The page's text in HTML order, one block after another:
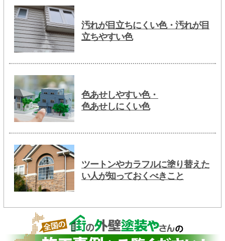
汚れが目立ちにくい色・汚れが目
立ちやすい色
色あせしやすい色・
色あせしにくい色
ツートンやカラフルに塗り替えた
い人が知っておくべきこと